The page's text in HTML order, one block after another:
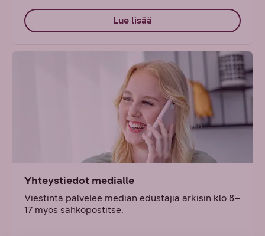
Lue lisää
Yhteystiedot medialle
Viestintä palvelee median edustajia arkisin klo 8–
17 myös sähköpostitse.